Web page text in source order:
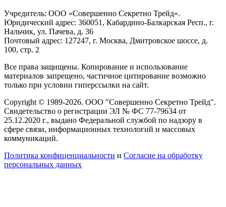
Учредитель: ООО «Совершенно Секретно Трейд».
Юридический адрес: 360051, Кабардино-Балкарская Респ., г.
Нальчик, ул. Пачева, д. 36
Почтовый адрес: 127247, г. Москва, Дмитровское шоссе, д.
100, стр. 2
Все права защищены. Копирование и использование
материалов запрещено, частичное цитирование возможно
только при условии гиперссылки на сайт.
Copyright © 1989-2026. ООО "Совершенно Секретно Трейд".
Свидетельство о регистрации ЭЛ № ФС 77-79634 от
25.12.2020 г., выдано Федеральной службой по надзору в
сфере связи, информационных технологий и массовых
коммуникаций.
Политика конфиценциальности и Согласие на обработку
персональных данных